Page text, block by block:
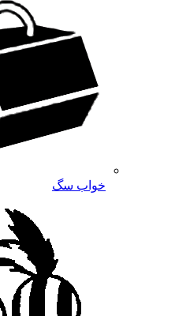
خواب سگ